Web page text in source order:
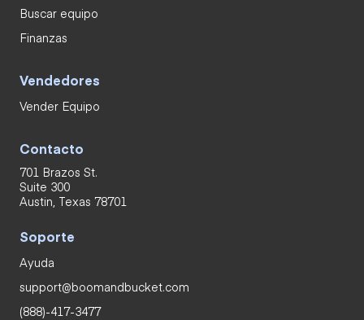
Buscar equipo
Finanzas
Vendedores
Vender Equipo
Contacto
701 Brazos St.
Suite 300
Austin, Texas 78701
Soporte
Ayuda
support@boomandbucket.com
(888)-417-3477